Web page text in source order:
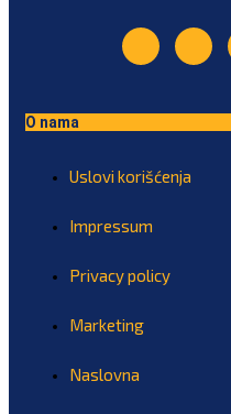
O nama
Uslovi korišćenja
Impressum
Privacy policy
Marketing
Naslovna